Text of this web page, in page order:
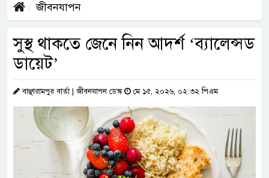
জীবনযাপন
সুস্থ থাকতে জেনে নিন আদর্শ ‘ব্যালেন্সড
ডায়েট’
বাঞ্ছারামপুর বার্তা | জীবনযাপন ডেস্ক মে ১৫, ২০২৬, ০২:৩২ পিএম